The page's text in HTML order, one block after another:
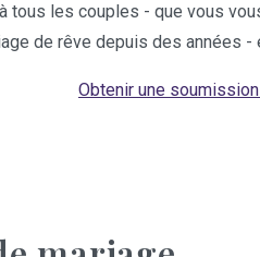
les couples - que vous
de rêve depuis des années -
Obtenir une